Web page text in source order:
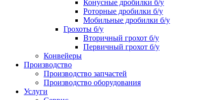
Конусные дробилки б/у
Роторные дробилки б/у
Мобильные дробилки б/у
Грохоты б/у
Вторичный грохот б/у
Первичный грохот б/у
Конвейеры
Производство
Производство запчастей
Производство оборудования
Услуги